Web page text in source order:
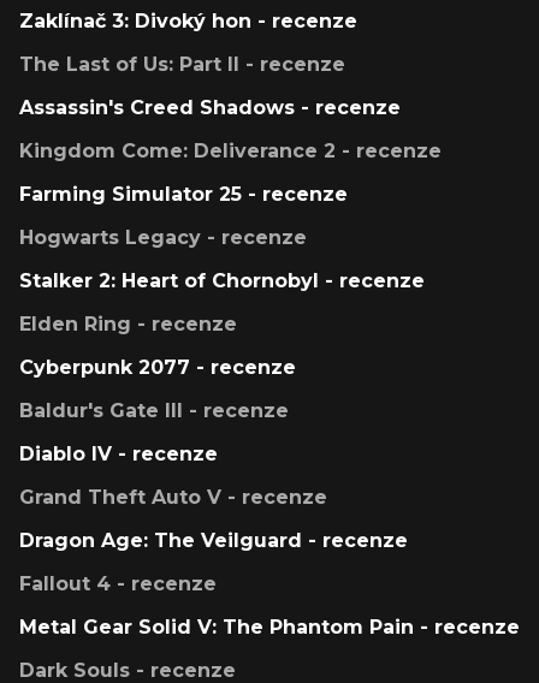
Zaklínač 3: Divoký hon - recenze
The Last of Us: Part II - recenze
Assassin's Creed Shadows - recenze
Kingdom Come: Deliverance 2 - recenze
Farming Simulator 25 - recenze
Hogwarts Legacy - recenze
Stalker 2: Heart of Chornobyl - recenze
Elden Ring - recenze
Cyberpunk 2077 - recenze
Baldur's Gate III - recenze
Diablo IV - recenze
Grand Theft Auto V - recenze
Dragon Age: The Veilguard - recenze
Fallout 4 - recenze
Metal Gear Solid V: The Phantom Pain - recenze
Dark Souls - recenze